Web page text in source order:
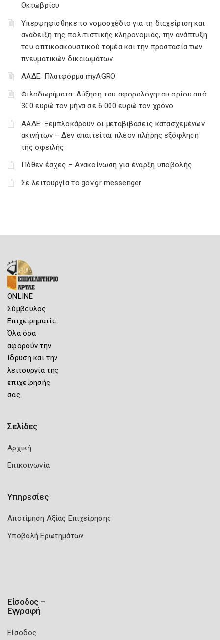
Οκτωβρίου
Υπερψηφίσθηκε το νομοσχέδιο για τη διαχείριση και
ανάδειξη της πολιτιστικής κληρονομιάς, την ανάπτυξη
του οπτικοακουστικού τομέα και την προστασία των
πνευματικών δικαιωμάτων
ΑΑΔΕ: Πλατφόρμα myAGRO
Φιλοδωρήματα: Αύξηση του αφορολόγητου ορίου από
300 ευρώ τον μήνα σε 6.000 ευρώ τον χρόνο
ΑΑΔΕ: Ξεμπλοκάρουν οι μεταβιβάσεις κατασχεμένων
ακινήτων – Δεν απαιτείται πλέον πλήρης εξόφληση
της οφειλής
Πόθεν έσχες – Ανακοίνωση για έναρξη υποβολής
Σε λειτουργία το gov.gr messenger
ONLINE
Σύμβουλος
Επιχειρηματία
Όλα όσα
αφορούν την
ίδρυση και την
λειτουργία της
επιχείρησής
σας.
Σελίδες
Αρχική
Επικοινωνία
Υπηρεσίες
Αποτίμηση Αξίας Επιχείρησης
Υποβολή Ερωτημάτων
Είσοδος –
Εγγραφή
Είσοδος